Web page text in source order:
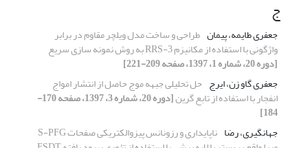
ج
جعفری طایمه، پیمان طراحی و ساخت مدل ویلچر مقاوم در برابر
واژگونی با استفاده از مکانیزم 3-RRS به روش نمونه سازی سریع
[دوره 20، شماره 1، 1397، صفحه 209-221]
جعفری گاو زن، ایرج حل تحلیلی جبهه موج حاصل از انتشار امواج
انفجار با استفاده از تابع گرین [دوره 20، شماره 3، 1397، صفحه 170-
184]
جهانگیری، رضا
ناپایداری و رزونانس پیزوالکتریکی صفحات S-PFG